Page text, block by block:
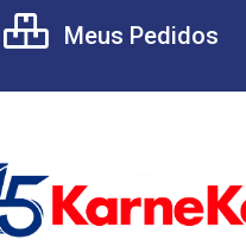
Meus Pedidos